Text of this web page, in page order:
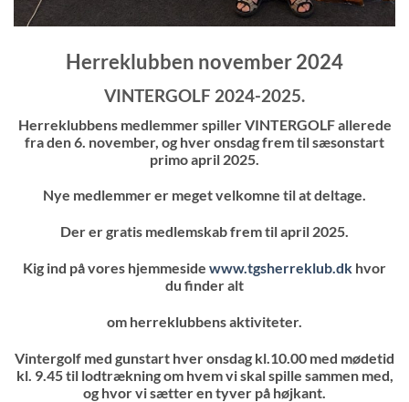
Herreklubben november 2024
VINTERGOLF 2024-2025.
Herreklubbens medlemmer spiller VINTERGOLF allerede
fra den 6. november, og hver onsdag frem til sæsonstart
primo april 2025.
Nye medlemmer er meget velkomne til at deltage.
Der er gratis medlemskab frem til april 2025.
Kig ind på vores hjemmeside www.tgsherreklub.dk hvor
du finder alt
om herreklubbens aktiviteter.
Vintergolf med gunstart hver onsdag kl.10.00 med mødetid
kl. 9.45 til lodtrækning om hvem vi skal spille sammen med,
og hvor vi sætter en tyver på højkant.